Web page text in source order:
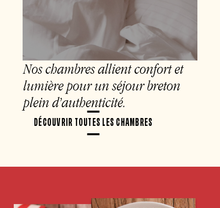
Nos chambres allient confort et
lumière pour un séjour breton
plein d’authenticité.
DÉCOUVRIR TOUTES LES CHAMBRES